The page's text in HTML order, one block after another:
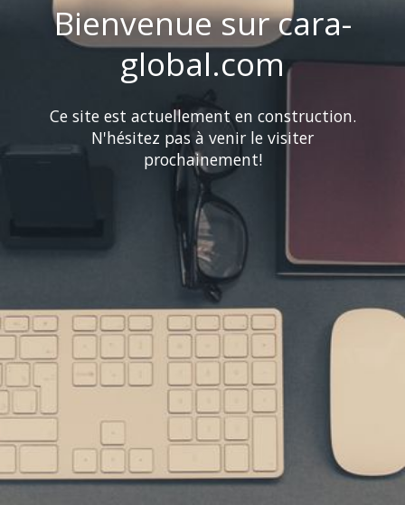
Bienvenue sur cara-
global.com
Ce site est actuellement en construction.
N'hésitez pas à venir le visiter
prochainement!